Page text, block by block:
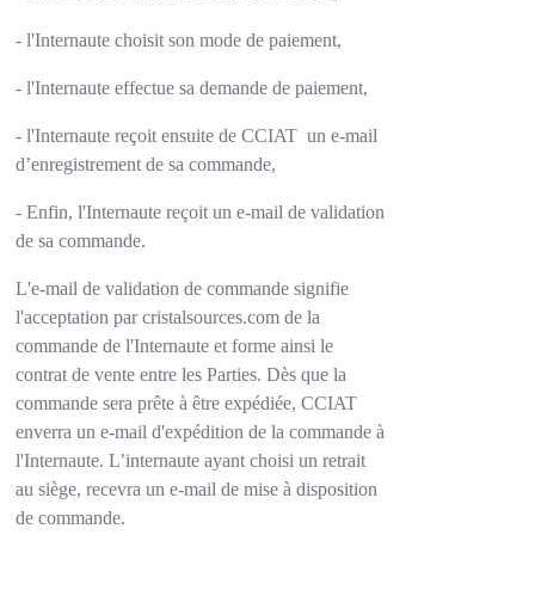
- l'Internaute choisit son mode de paiement,
- l'Internaute effectue sa demande de paiement,
- l'Internaute reçoit ensuite de CCIAT un e-mail
d’enregistrement de sa commande,
- Enfin, l'Internaute reçoit un e-mail de validation
de sa commande.
L'e-mail de validation de commande signifie
l'acceptation par cristalsources.com de la
commande de l'Internaute et forme ainsi le
contrat de vente entre les Parties. Dès que la
commande sera prête à être expédiée, CCIAT
enverra un e-mail d'expédition de la commande à
l'Internaute. L’internaute ayant choisi un retrait
au siège, recevra un e-mail de mise à disposition
de commande.